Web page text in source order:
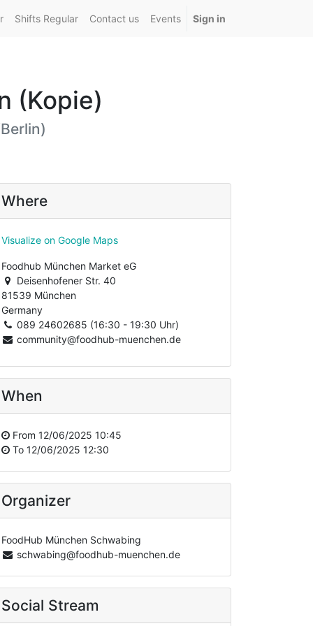
Shifts Regular Contact us Events Sign in
(Kopie)
)
Where
Visualize on Google Maps
Foodhub München Market eG
Deisenhofener Str. 40
81539 München
Germany
089 24602685 (16:30 - 19:30 Uhr)
community@foodhub-muenchen.de
When
From 12/06/2025 10:45
To 12/06/2025 12:30
Organizer
FoodHub München Schwabing
schwabing@foodhub-muenchen.de
Social Stream